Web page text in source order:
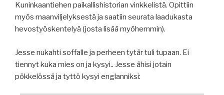
Kuninkaantiehen paikallishistorian vinkkelistä. Opittiin
myös maanviljelyksestä ja saatiin seurata laadukasta
hevostyöskentelyä (josta lisää myöhemmin).
Jesse nukahti soffalle ja perheen tytär tuli tupaan. Ei
tiennyt kuka mies on ja kysyi.. Jesse ähisi jotain
pökkelössä ja tyttö kysyi englanniksi: